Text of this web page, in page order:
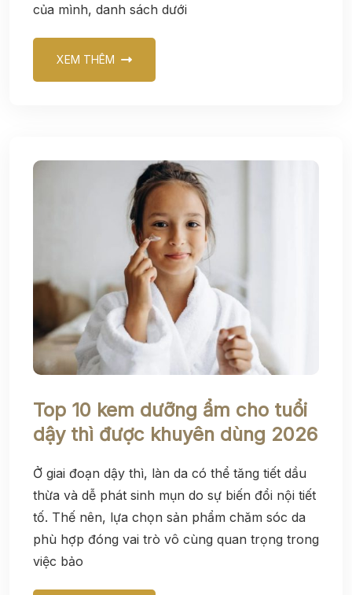
của mình, danh sách dưới
XEM THÊM
Top 10 kem dưỡng ẩm cho tuổi
dậy thì được khuyên dùng 2026
Ở giai đoạn dậy thì, làn da có thể tăng tiết dầu
thừa và dễ phát sinh mụn do sự biến đổi nội tiết
tố. Thế nên, lựa chọn sản phẩm chăm sóc da
phù hợp đóng vai trò vô cùng quan trọng trong
việc bảo